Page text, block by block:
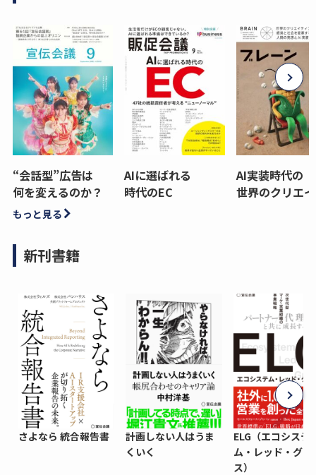
“会話型”広告は
何を変えるのか？
AIに選ばれる
時代のEC
AI実装時代の
世界のクリエ
もっと見る
新刊書籍
さよなら 統合報告書
計画しない人はうま
くいく
ELG（エコシステ
ム・レッド・グロ
ス）